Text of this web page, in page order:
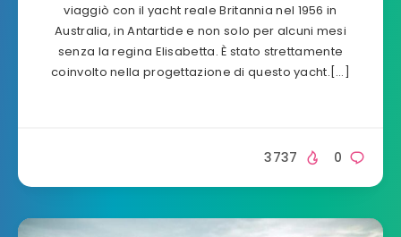
viaggiò con il yacht reale Britannia nel 1956 in
Australia, in Antartide e non solo per alcuni mesi
senza la regina Elisabetta. È stato strettamente
coinvolto nella progettazione di questo yacht.[…]
0
3737